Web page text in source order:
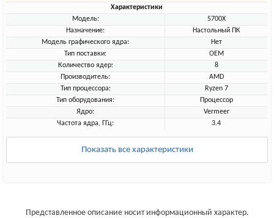
Характеристики
Модель:
5700X
Назначение:
Настольный ПК
Модель графического ядра:
Нет
Тип поставки:
OEM
Количество ядер:
8
Производитель:
AMD
Тип процессора:
Ryzen 7
Тип оборудования:
Процессор
Ядро:
Vermeer
Частота ядра, ГГц:
3.4
Показать все характеристики
Представленное описание носит информационный характер.